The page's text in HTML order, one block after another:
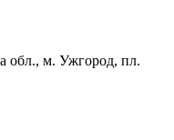
обл., м. Ужгород, пл.